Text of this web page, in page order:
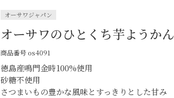
オーサワジャパン
オーサワのひとくち芋ようかん
商品番号os4091
徳島産鳴門金時100%使用
砂糖不使用
さつまいもの豊かな風味とすっきりとした甘み